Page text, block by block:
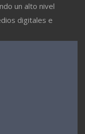
un alto nivel
digitales e